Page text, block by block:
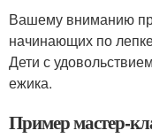
Вашему вниманию
начинающих по
Дети с
ежика.
Пример мастер-